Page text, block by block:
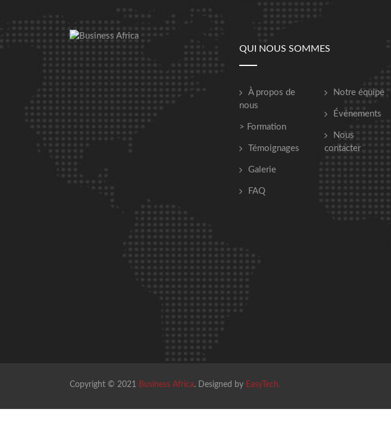
QUI NOUS SOMMES
À propos de
nous
> Formation
Témoignages
Galerie
FAQ
Notre équipe
Événements
Nous
contacter
Copyright © 2021 Business Africa. Designed by EasyTech.